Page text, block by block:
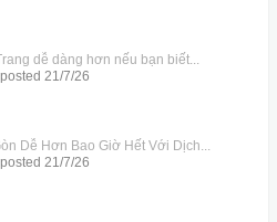
dễ dàng hơn nếu bạn biết...
posted 21/7/26
Dễ Hơn Bao Giờ Hết Với Dịch...
posted 21/7/26